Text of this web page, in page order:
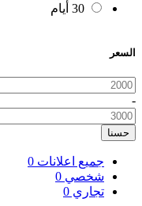
30 أيام
السعر
-
حسنا
جميع اعلانات 0
شخصي 0
تجاري 0